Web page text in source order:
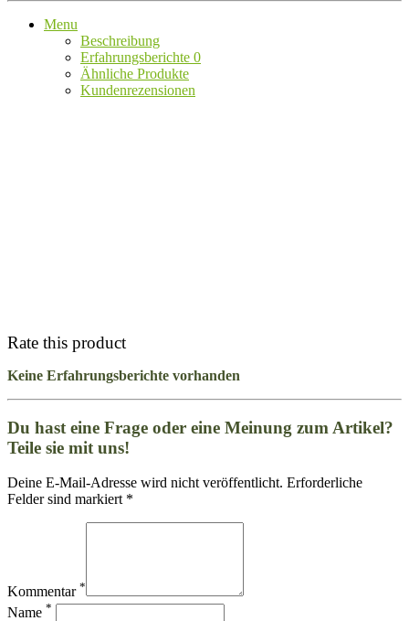
Menu
Beschreibung
Erfahrungsberichte 0
Ähnliche Produkte
Kundenrezensionen
Rate this product
Keine Erfahrungsberichte vorhanden
Du hast eine Frage oder eine Meinung zum Artikel?
Teile sie mit uns!
Deine E-Mail-Adresse wird nicht veröffentlicht. Erforderliche
Felder sind markiert *
Kommentar *
Name *